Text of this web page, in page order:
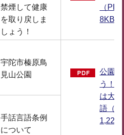
禁煙して健康
を取り戻しま
しょう！
（
8KB）
宇陀市榛原鳥
見山公園
公園
う！
は大
語（
手話言語条例
について